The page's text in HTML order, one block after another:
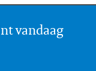
vandaag